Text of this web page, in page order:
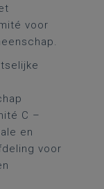
voor
C –
en
voor